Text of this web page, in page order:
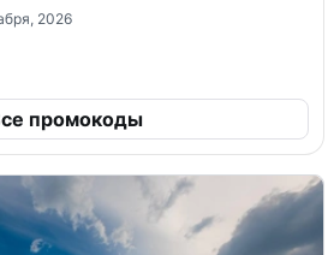
2026
промокоды